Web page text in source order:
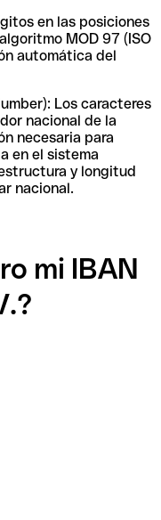
en las posiciones
MOD 97 (ISO
automática del
Los caracteres
nacional de la
necesaria para
en el sistema
y longitud
nacional.
mi IBAN